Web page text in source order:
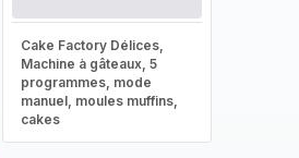
Cake Factory Délices,
Machine à gâteaux, 5
programmes, mode
manuel, moules muffins,
cakes